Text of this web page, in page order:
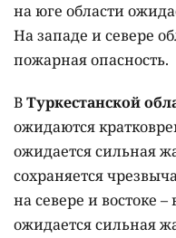
на юге области
На западе и севере
пожарная опасность.
ВТуркестанской
ожидаются
ожидается сильная
сохраняется
на севере и востоке –
ожидается сильная